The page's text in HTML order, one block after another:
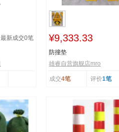
最新成交0笔 ¥9,333.33
防撞垫
雄睿自营旗舰店mro
成交4笔 评价1笔